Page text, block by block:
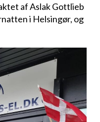
af Aslak Gottlieb
i Helsingør, og